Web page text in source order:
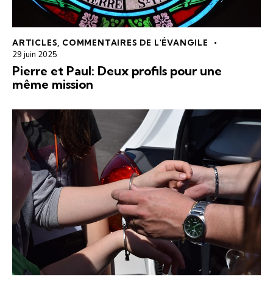
ARTICLES, COMMENTAIRES DE L'ÉVANGILE
29 juin 2025
Pierre et Paul: Deux profils pour une
même mission